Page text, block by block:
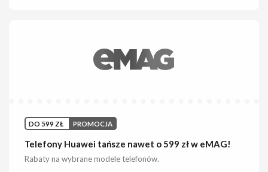
DO 599 ZŁ PROMOCJA
Telefony Huawei tańsze nawet o 599 zł w eMAG!
Rabaty na wybrane modele telefonów.